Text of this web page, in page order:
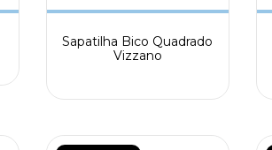
Sapatilha Bico Quadrado
Vizzano